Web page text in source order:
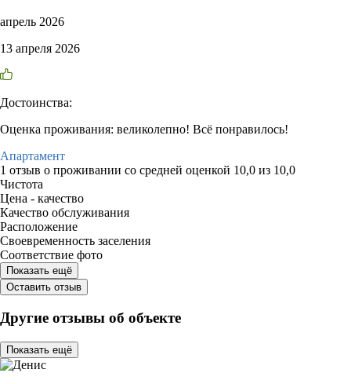
апрель 2026
13 апреля 2026
Достоинства:
Оценка проживания: великолепно! Всё понравилось!
Апартамент
1 отзыв о проживании со средней оценкой 10,0 из 10,0
Чистота
Цена - качество
Качество обслуживания
Расположение
Своевременность заселения
Соответствие фото
Показать ещё
Оставить отзыв
Другие отзывы об объекте
Показать ещё